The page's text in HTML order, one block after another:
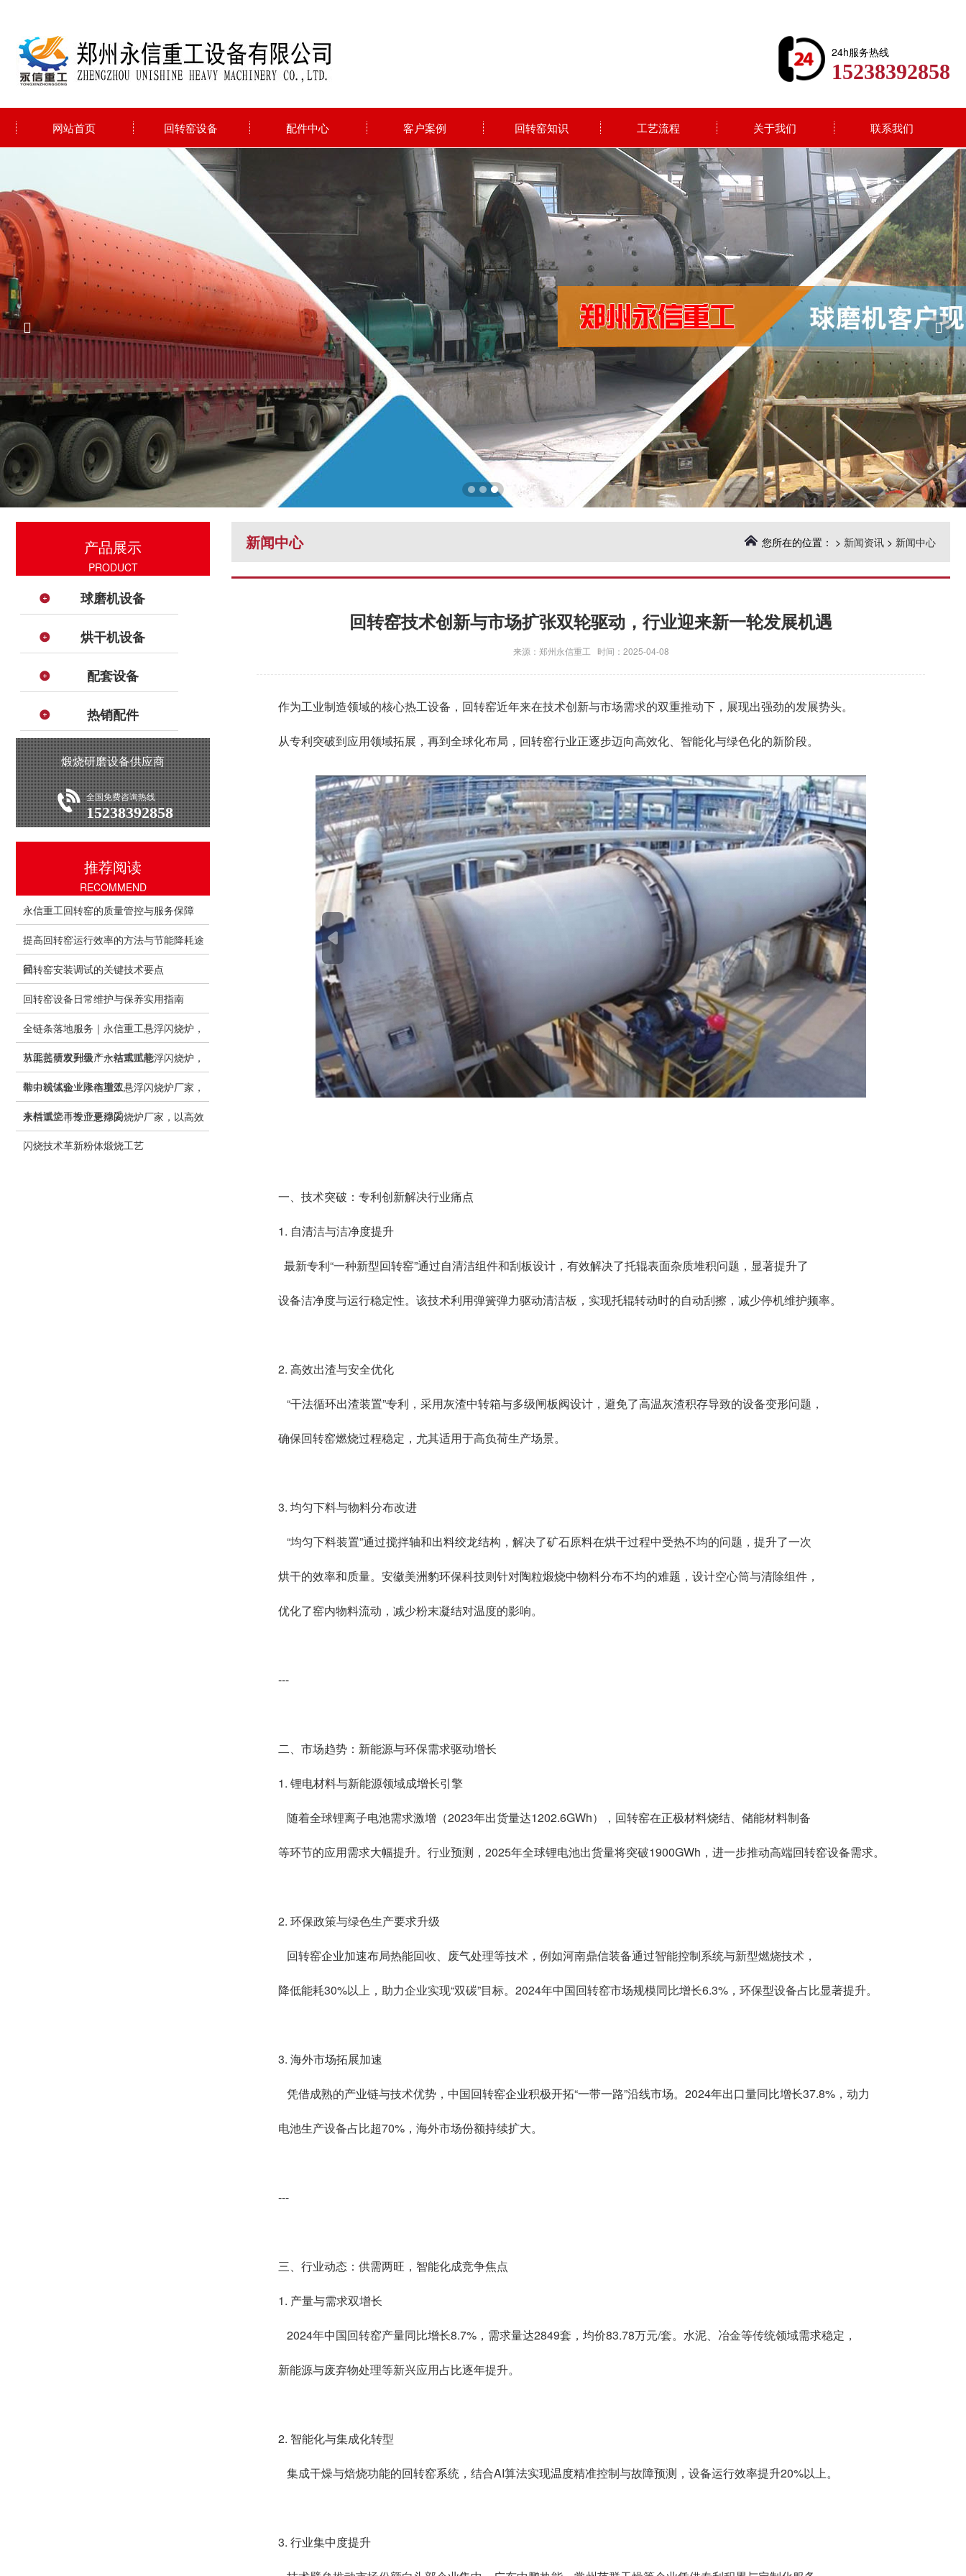
24h服务热线
15238392858
网站首页 回转窑设备 配件中心 客户案例 回转窑知识 工艺流程 关于我们 联系我们
 
产品展示
PRODUCT
球磨机设备
烘干机设备
配套设备
热销配件
煅烧研磨设备供应商
全国免费咨询热线
15238392858
推荐阅读
RECOMMEND
永信重工回转窑的质量管控与服务保障
提高回转窑运行效率的方法与节能降耗途
径
回转窑安装调试的关键技术要点
回转窑设备日常维护与保养实用指南
全链条落地服务｜永信重工悬浮闪烧炉，
从工艺研发到量产一站式赋能
节能提质双升级！永信重工悬浮闪烧炉，
助力粉体企业降本增效
带中试试验！永信重工悬浮闪烧炉厂家，
来料试烧再投产更稳妥
永信重工｜专业悬浮闪烧炉厂家，以高效
闪烧技术革新粉体煅烧工艺
新闻中心 您所在的位置： > 新闻资讯 > 新闻中心
回转窑技术创新与市场扩张双轮驱动，行业迎来新一轮发展机遇
来源：郑州永信重工 时间：2025-04-08
作为工业制造领域的核心热工设备，回转窑近年来在技术创新与市场需求的双重推动下，展现出强劲的发展势头。
从专利突破到应用领域拓展，再到全球化布局，回转窑行业正逐步迈向高效化、智能化与绿色化的新阶段。
一、技术突破：专利创新解决行业痛点
1. 自清洁与洁净度提升
最新专利“一种新型回转窑”通过自清洁组件和刮板设计，有效解决了托辊表面杂质堆积问题，显著提升了
设备洁净度与运行稳定性。该技术利用弹簧弹力驱动清洁板，实现托辊转动时的自动刮擦，减少停机维护频率。
2. 高效出渣与安全优化
“干法循环出渣装置”专利，采用灰渣中转箱与多级闸板阀设计，避免了高温灰渣积存导致的设备变形问题，
确保回转窑燃烧过程稳定，尤其适用于高负荷生产场景。
3. 均匀下料与物料分布改进
“均匀下料装置”通过搅拌轴和出料绞龙结构，解决了矿石原料在烘干过程中受热不均的问题，提升了一次
烘干的效率和质量。安徽美洲豹环保科技则针对陶粒煅烧中物料分布不均的难题，设计空心筒与清除组件，
优化了窑内物料流动，减少粉末凝结对温度的影响。
---
二、市场趋势：新能源与环保需求驱动增长
1. 锂电材料与新能源领域成增长引擎
随着全球锂离子电池需求激增（2023年出货量达1202.6GWh），回转窑在正极材料烧结、储能材料制备
等环节的应用需求大幅提升。行业预测，2025年全球锂电池出货量将突破1900GWh，进一步推动高端回转窑设备需求。
2. 环保政策与绿色生产要求升级
回转窑企业加速布局热能回收、废气处理等技术，例如河南鼎信装备通过智能控制系统与新型燃烧技术，
降低能耗30%以上，助力企业实现“双碳”目标。2024年中国回转窑市场规模同比增长6.3%，环保型设备占比显著提升。
3. 海外市场拓展加速
凭借成熟的产业链与技术优势，中国回转窑企业积极开拓“一带一路”沿线市场。2024年出口量同比增长37.8%，动力
电池生产设备占比超70%，海外市场份额持续扩大。
---
三、行业动态：供需两旺，智能化成竞争焦点
1. 产量与需求双增长
2024年中国回转窑产量同比增长8.7%，需求量达2849套，均价83.78万元/套。水泥、冶金等传统领域需求稳定，
新能源与废弃物处理等新兴应用占比逐年提升。
2. 智能化与集成化转型
集成干燥与焙烧功能的回转窑系统，结合AI算法实现温度精准控制与故障预测，设备运行效率提升20%以上。
3. 行业集中度提升